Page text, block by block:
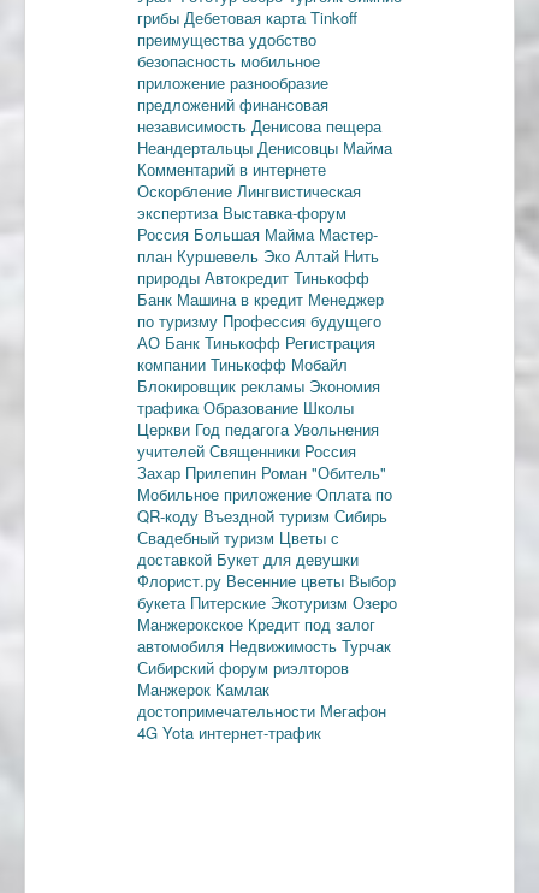
грибы Дебетовая карта Tinkoff
преимущества удобство
безопасность мобильное
приложение разнообразие
предложений финансовая
независимость Денисова пещера
Неандертальцы Денисовцы Майма
Комментарий в интернете
Оскорбление Лингвистическая
экспертиза Выставка-форум
Россия Большая Майма Мастер-
план Куршевель Эко Алтай Нить
природы Автокредит Тинькофф
Банк Машина в кредит Менеджер
по туризму Профессия будущего
АО Банк Тинькофф Регистрация
компании Тинькофф Мобайл
Блокировщик рекламы Экономия
трафика Образование Школы
Церкви Год педагога Увольнения
учителей Священники Россия
Захар Прилепин Роман "Обитель"
Мобильное приложение Оплата по
QR-коду Въездной туризм Сибирь
Свадебный туризм Цветы с
доставкой Букет для девушки
Флорист.ру Весенние цветы Выбор
букета Питерские Экотуризм Озеро
Манжерокское Кредит под залог
автомобиля Недвижимость Турчак
Сибирский форум риэлторов
Манжерок Камлак
достопримечательности Мегафон
4G Yota интернет-трафик